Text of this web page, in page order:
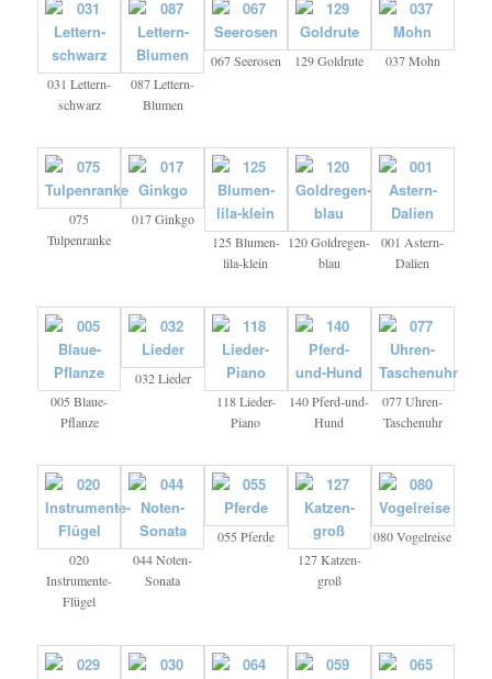
031 Lettern-
schwarz
087 Lettern-
Blumen
067 Seerosen 129 Goldrute 037 Mohn
075
Tulpenranke
017 Ginkgo
125 Blumen-
lila-klein
120 Goldregen-
blau
001 Astern-
Dalien
005 Blaue-
Pflanze
032 Lieder
118 Lieder-
Piano
140 Pferd-und-
Hund
077 Uhren-
Taschenuhr
020
Instrumente-
Flügel
044 Noten-
Sonata
055 Pferde
127 Katzen-
groß
080 Vogelreise